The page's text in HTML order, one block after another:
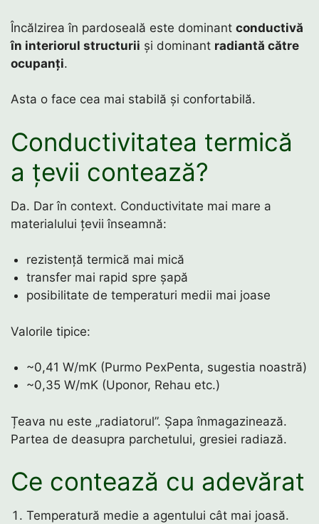
Încălzirea în pardoseală este dominant conductivă
în interiorul structurii și dominant radiantă către
ocupanți.
Asta o face cea mai stabilă și confortabilă.
Conductivitatea termică
a țevii contează?
Da. Dar în context. Conductivitate mai mare a
materialului țevii înseamnă:
rezistență termică mai mică
transfer mai rapid spre șapă
posibilitate de temperaturi medii mai joase
Valorile tipice:
~0,41 W/mK (Purmo PexPenta, sugestia noastră)
~0,35 W/mK (Uponor, Rehau etc.)
Țeava nu este „radiatorul”. Șapa înmagazinează.
Partea de deasupra parchetului, gresiei radiază.
Ce contează cu adevărat
Temperatură medie a agentului cât mai joasă.